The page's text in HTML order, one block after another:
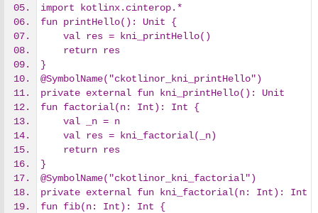
import kotlinx.cinterop.*
fun printHello(): Unit {
    val res = kni_printHello()
    return res
}
@SymbolName("ckotlinor_kni_printHello")
private external fun kni_printHello(): Unit
fun factorial(n: Int): Int {
    val _n = n
    val res = kni_factorial(_n)
    return res
}
@SymbolName("ckotlinor_kni_factorial")
private external fun kni_factorial(n: Int): Int
fun fib(n: Int): Int {